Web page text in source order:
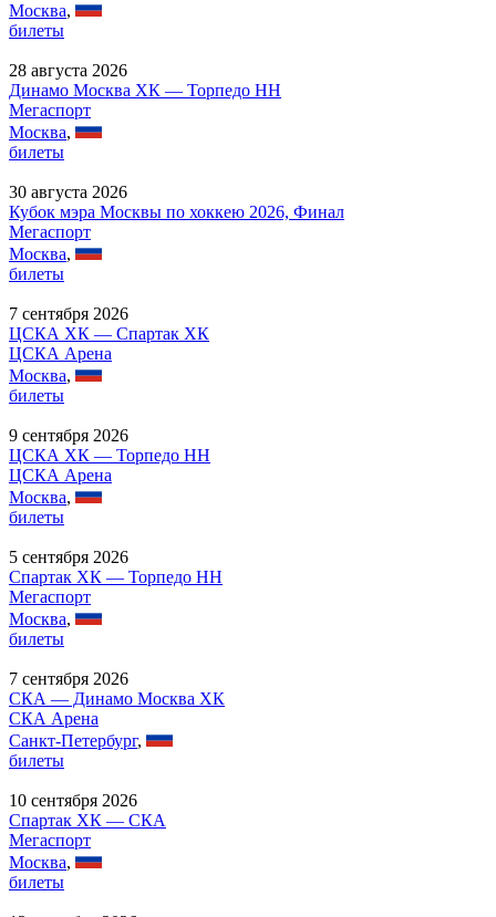
Москва,
билеты
28 августа 2026
Динамо Москва ХК — Торпедо НН
Мегаспорт
Москва,
билеты
30 августа 2026
Кубок мэра Москвы по хоккею 2026, Финал
Мегаспорт
Москва,
билеты
7 сентября 2026
ЦСКА ХК — Спартак ХК
ЦСКА Арена
Москва,
билеты
9 сентября 2026
ЦСКА ХК — Торпедо НН
ЦСКА Арена
Москва,
билеты
5 сентября 2026
Спартак ХК — Торпедо НН
Мегаспорт
Москва,
билеты
7 сентября 2026
СКА — Динамо Москва ХК
СКА Арена
Санкт-Петербург,
билеты
10 сентября 2026
Спартак ХК — СКА
Мегаспорт
Москва,
билеты